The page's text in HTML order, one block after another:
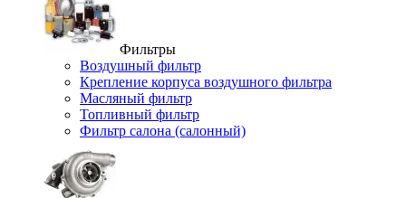
Фильтры
Воздушный фильтр
Крепление корпуса воздушного фильтра
Масляный фильтр
Топливный фильтр
Фильтр салона (салонный)